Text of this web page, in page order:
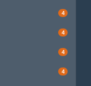
4
4
4
4